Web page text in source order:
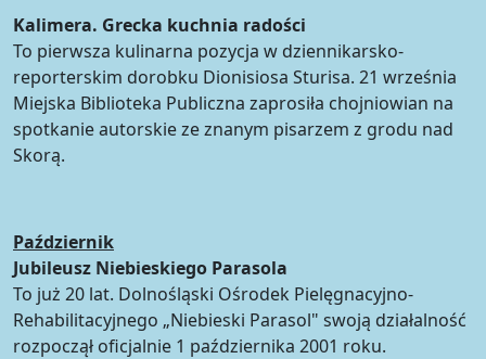
Kalimera. Grecka kuchnia radości
To pierwsza kulinarna pozycja w dziennikarsko-
reporterskim dorobku Dionisiosa Sturisa. 21 września
Miejska Biblioteka Publiczna zaprosiła chojniowian na
spotkanie autorskie ze znanym pisarzem z grodu nad
Skorą.
Październik
Jubileusz Niebieskiego Parasola
To już 20 lat. Dolnośląski Ośrodek Pielęgnacyjno-
Rehabilitacyjnego „Niebieski Parasol" swoją działalność
rozpoczął oficjalnie 1 października 2001 roku.